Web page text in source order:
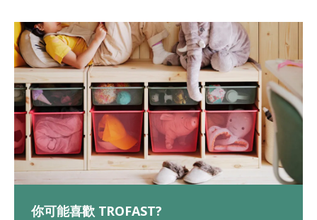
你可能喜歡 TROFAST?